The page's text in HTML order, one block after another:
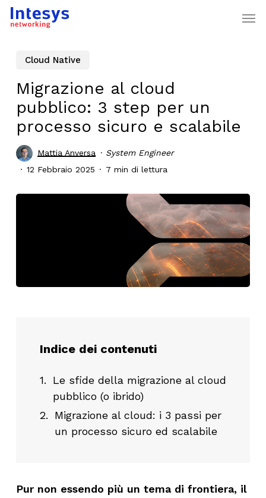
Skip
contentCloud Native
Migrazione al cloud
pubblico: 3 step per un
processo sicuro e scalabile
Mattia Anversa
System Engineer
12 Febbraio 2025
7 min di lettura
Indice dei contenuti
Le sfide della migrazione al cloud
pubblico (o ibrido)
Migrazione al cloud: i 3 passi per
un processo sicuro ed scalabile
Pur non essendo più un tema di frontiera, il